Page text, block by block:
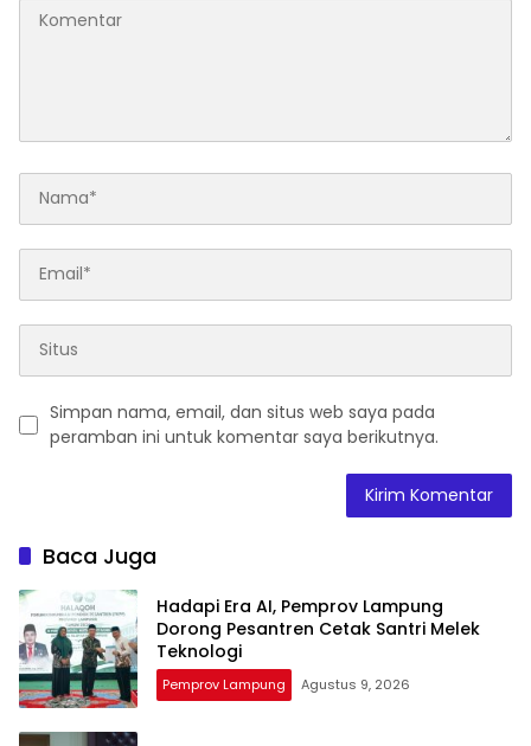
Simpan nama, email, dan situs web saya pada
peramban ini untuk komentar saya berikutnya.
Baca Juga
Hadapi Era AI, Pemprov Lampung
Dorong Pesantren Cetak Santri Melek
Teknologi
Pemprov Lampung Agustus 9, 2026